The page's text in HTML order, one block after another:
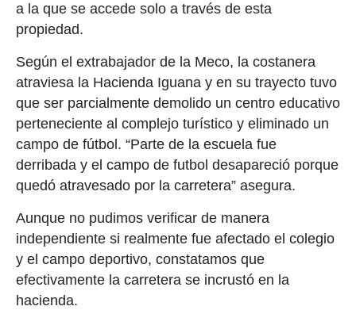
a la que se accede solo a través de esta
propiedad.
Según el extrabajador de la Meco, la costanera
atraviesa la Hacienda Iguana y en su trayecto tuvo
que ser parcialmente demolido un centro educativo
perteneciente al complejo turístico y eliminado un
campo de fútbol. “Parte de la escuela fue
derribada y el campo de futbol desapareció porque
quedó atravesado por la carretera” asegura.
Aunque no pudimos verificar de manera
independiente si realmente fue afectado el colegio
y el campo deportivo, constatamos que
efectivamente la carretera se incrustó en la
hacienda.